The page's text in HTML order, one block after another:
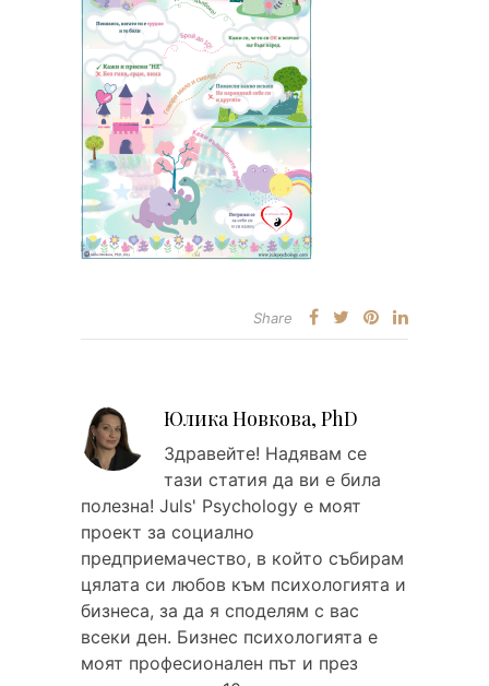
Share
Юлика Новкова, PhD
Здравейтe! Надявам се
тази статия да ви е била
полезна! Juls' Psychology е моят
проект за социално
предприемачество, в който събирам
цялата си любов към психологията и
бизнеса, за да я споделям с вас
всеки ден. Бизнес психологията е
моят професионален път и през